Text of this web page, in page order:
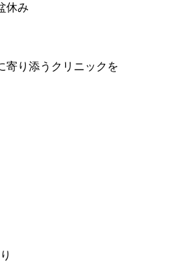
休み
寄り添うクリニックを